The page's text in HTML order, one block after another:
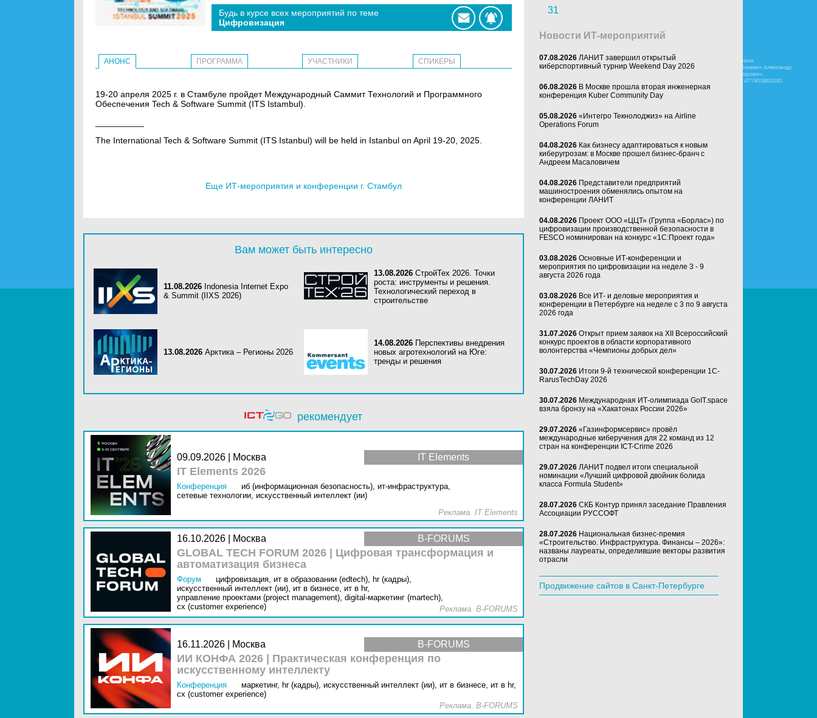
Будь в курсе всех мероприятий по теме
Цифровизация
АНОНС ПРОГРАММА УЧАСТНИКИ СПИКЕРЫ
19-20 апреля 2025 г. в Стамбуле пройдет Международный Саммит Технологий и Программного
Обеспечения Tech & Software Summit (ITS Istambul).
The International Tech & Software Summit (ITS Istanbul) will be held in Istanbul on April 19-20, 2025.
Еще ИТ-мероприятия и конференции г. Стамбул
Вам может быть интересно
11.08.2026 Indonesia Internet Expo
& Summit (IIXS 2026)
13.08.2026 СтройТех 2026. Точки
роста: инструменты и решения.
Технологический переход в
строительстве
13.08.2026 Арктика – Регионы 2026
14.08.2026 Перспективы внедрения
новых агротехнологий на Юге:
тренды и решения
рекомендует
IT Elements
09.09.2026 | Москва
IT Elements 2026
Конференция иб (информационная безопасность), ит-инфраструктура,
сетевые технологии, искусственный интеллект (ии)
Реклама. IT Elements
B-FORUMS
16.10.2026 | Москва
GLOBAL TECH FORUM 2026 | Цифровая трансформация и
автоматизация бизнеса
Форум цифровизация, ит в образовании (edtech), hr (кадры),
искусственный интеллект (ии), ит в бизнесе, ит в hr,
управление проектами (project management), digital-маркетинг (martech),
cx (customer experience)
Реклама. B-FORUMS
B-FORUMS
16.11.2026 | Москва
ИИ КОНФА 2026 | Практическая конференция по
искусственному интеллекту
Конференция маркетинг, hr (кадры), искусственный интеллект (ии), ит в бизнесе, ит в hr,
cx (customer experience)
Реклама. B-FORUMS
31
Новости ИТ-мероприятий
07.08.2026 ЛАНИТ завершил открытый
киберспортивный турнир Weekend Day 2026
06.08.2026 В Москве прошла вторая инженерная
конференция Kuber Community Day
05.08.2026 «Интегро Текнолоджиз» на Airline
Operations Forum
04.08.2026 Как бизнесу адаптироваться к новым
киберугрозам: в Москве прошел бизнес-бранч с
Андреем Масаловичем
04.08.2026 Представители предприятий
машиностроения обменялись опытом на
конференции ЛАНИТ
04.08.2026 Проект ООО «ЦЦТ» (Группа «Борлас») по
цифровизации производственной безопасности в
FESCO номинирован на конкурс «1С:Проект года»
03.08.2026 Основные ИТ-конференции и
мероприятия по цифровизации на неделе 3 - 9
августа 2026 года
03.08.2026 Все ИТ- и деловые мероприятия и
конференции в Петербурге на неделе с 3 по 9 августа
2026 года
31.07.2026 Открыт прием заявок на XII Всероссийский
конкурс проектов в области корпоративного
волонтерства «Чемпионы добрых дел»
30.07.2026 Итоги 9-й технической конференции 1C-
RarusTechDay 2026
30.07.2026 Международная ИТ-олимпиада GoIT.space
взяла бронзу на «Хакатонах России 2026»
29.07.2026 «Газинформсервис» провёл
международные киберучения для 22 команд из 12
стран на конференции ICT-Crime 2026
29.07.2026 ЛАНИТ подвел итоги специальной
номинации «Лучший цифровой двойник болида
класса Formula Student»
28.07.2026 СКБ Контур принял заседание Правления
Ассоциации РУССОФТ
28.07.2026 Национальная бизнес-премия
«Строительство. Инфраструктура. Финансы – 2026»:
названы лауреаты, определившие векторы развития
отрасли
Продвижение сайтов в Санкт-Петербурге